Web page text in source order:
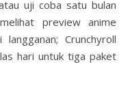
uji coba satu bulan
preview anime
Crunchyroll
hari untuk tiga paket